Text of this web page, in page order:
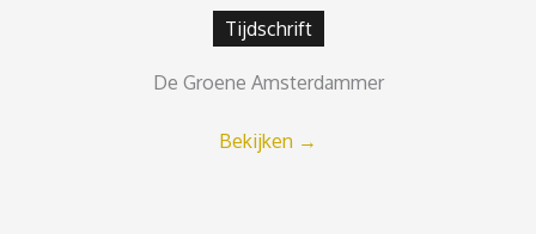
Tijdschrift
De Groene Amsterdammer
Bekijken →